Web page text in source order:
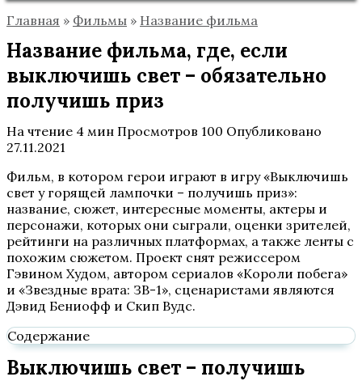
Главная » Фильмы » Название фильма
Название фильма, где, если
выключишь свет – обязательно
получишь приз
На чтение 4 мин Просмотров 100 Опубликовано
27.11.2021
Фильм, в котором герои играют в игру «Выключишь
свет у горящей лампочки – получишь приз»:
название, сюжет, интересные моменты, актеры и
персонажи, которых они сыграли, оценки зрителей,
рейтинги на различных платформах, а также ленты с
похожим сюжетом. Проект снят режиссером
Гэвином Худом, автором сериалов «Короли побега»
и «Звездные врата: ЗВ-1», сценаристами являются
Дэвид Бениофф и Скип Вудс.
Содержание
Выключишь свет – получишь